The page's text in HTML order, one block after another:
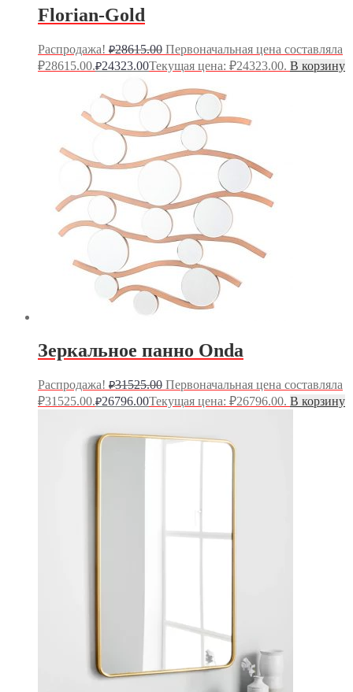
Florian-Gold
Распродажа! ₽28615.00 Первоначальная цена составляла
₽28615.00.₽24323.00Текущая цена: ₽24323.00. В корзину
Зеркальное панно Onda
Распродажа! ₽31525.00 Первоначальная цена составляла
₽31525.00.₽26796.00Текущая цена: ₽26796.00. В корзину